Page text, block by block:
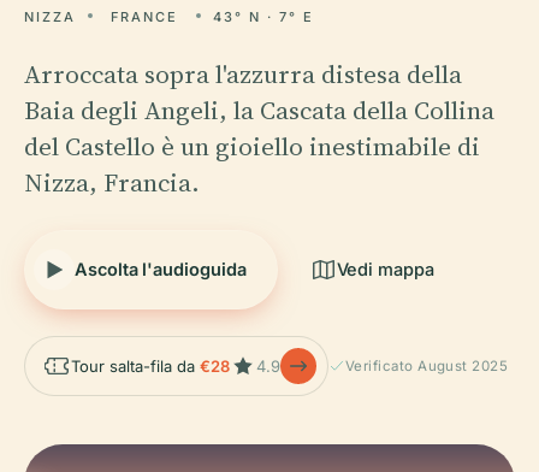
NIZZA FRANCE 43° N · 7° E
Arroccata sopra l'azzurra distesa della
Baia degli Angeli, la Cascata della Collina
del Castello è un gioiello inestimabile di
Nizza, Francia.
Ascolta l'audioguida Vedi mappa
Tour salta-fila da €28 4.9 Verificato August 2025